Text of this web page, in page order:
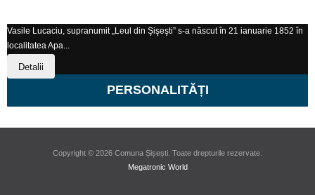
Vasile Lucaciu, supranumit „Leul din Şişeşti” s-a născut în 21 ianuarie 1852 în
localitatea Apa...
Detalii
PERSONALITĂȚI
Copyright © 2026 Comuna Șișești. Toate drepturile rezervate.
Megatronic World